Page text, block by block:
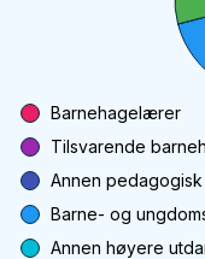
Barnehagelærer
Tilsvarende
Annen
Barne- og
Annen høyere